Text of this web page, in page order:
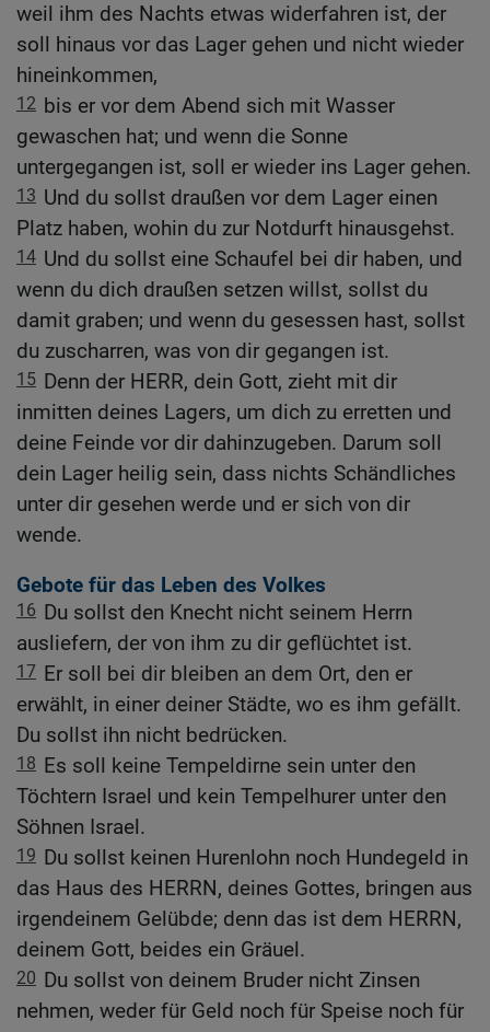
weil ihm des Nachts etwas widerfahren ist, der
soll hinaus vor das Lager gehen und nicht wieder
hineinkommen,
12 bis er vor dem Abend sich mit Wasser
gewaschen hat; und wenn die Sonne
untergegangen ist, soll er wieder ins Lager gehen.
13 Und du sollst draußen vor dem Lager einen
Platz haben, wohin du zur Notdurft hinausgehst.
14 Und du sollst eine Schaufel bei dir haben, und
wenn du dich draußen setzen willst, sollst du
damit graben; und wenn du gesessen hast, sollst
du zuscharren, was von dir gegangen ist.
15 Denn der HERR, dein Gott, zieht mit dir
inmitten deines Lagers, um dich zu erretten und
deine Feinde vor dir dahinzugeben. Darum soll
dein Lager heilig sein, dass nichts Schändliches
unter dir gesehen werde und er sich von dir
wende.
Gebote für das Leben des Volkes
16 Du sollst den Knecht nicht seinem Herrn
ausliefern, der von ihm zu dir geflüchtet ist.
17 Er soll bei dir bleiben an dem Ort, den er
erwählt, in einer deiner Städte, wo es ihm gefällt.
Du sollst ihn nicht bedrücken.
18 Es soll keine Tempeldirne sein unter den
Töchtern Israel und kein Tempelhurer unter den
Söhnen Israel.
19 Du sollst keinen Hurenlohn noch Hundegeld in
das Haus des HERRN, deines Gottes, bringen aus
irgendeinem Gelübde; denn das ist dem HERRN,
deinem Gott, beides ein Gräuel.
20 Du sollst von deinem Bruder nicht Zinsen
nehmen, weder für Geld noch für Speise noch für